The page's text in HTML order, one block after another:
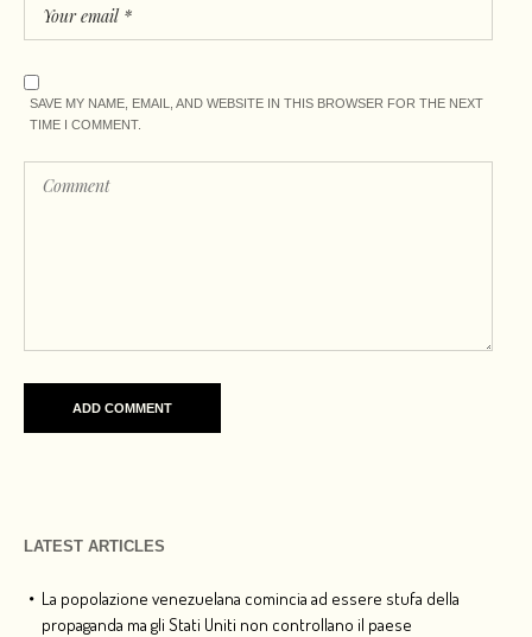
SAVE MY NAME, EMAIL, AND WEBSITE IN THIS BROWSER FOR THE NEXT
TIME I COMMENT.
LATEST ARTICLES
La popolazione venezuelana comincia ad essere stufa della
propaganda ma gli Stati Uniti non controllano il paese